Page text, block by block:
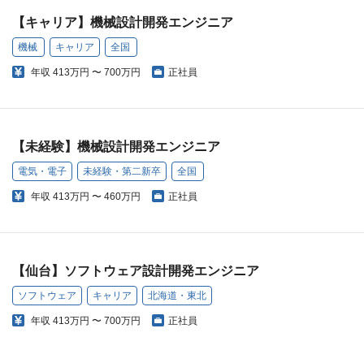
【キャリア】機械設計開発エンジニア
機械 キャリア 全国
年収 413万円 〜 700万円 正社員
【未経験】機械設計開発エンジニア
電気・電子 未経験・第二新卒 全国
年収 413万円 〜 460万円 正社員
【仙台】ソフトウェア設計開発エンジニア
ソフトウェア キャリア 北海道・東北
年収 413万円 〜 700万円 正社員